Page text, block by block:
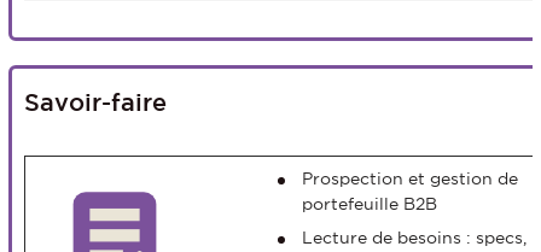
Savoir-faire
Prospection et gestion de
portefeuille B2B
Lecture de besoins : specs,